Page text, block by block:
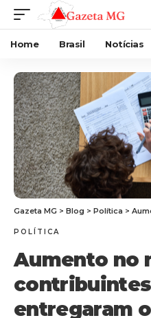
Home Brasil Notícias
Gazeta MG > Blog > Política > Aumento no
POLÍTICA
Aumento no
entregaram